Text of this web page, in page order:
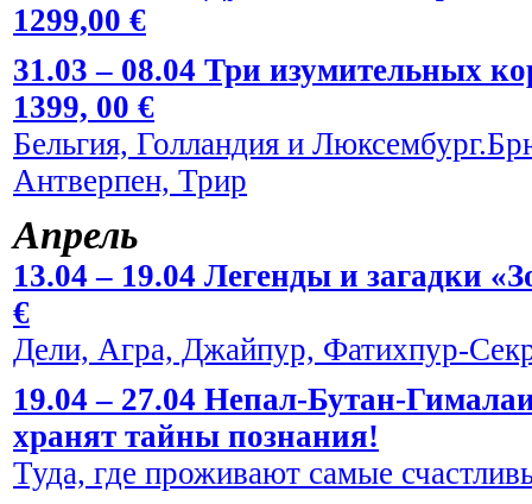
1299,00 €
31.03 – 08.04 Три изумительных
1399, 00 €
Бельгия, Голландия и
Антверпен, Трир
Апрель
13.04 – 19.04 Легенды и загадки
€
Дели, Агра, Джайпур, Фатихпур-
19.04 – 27.04 Непал-Бутан-
хранят тайны познания!
Туда, где проживают самые